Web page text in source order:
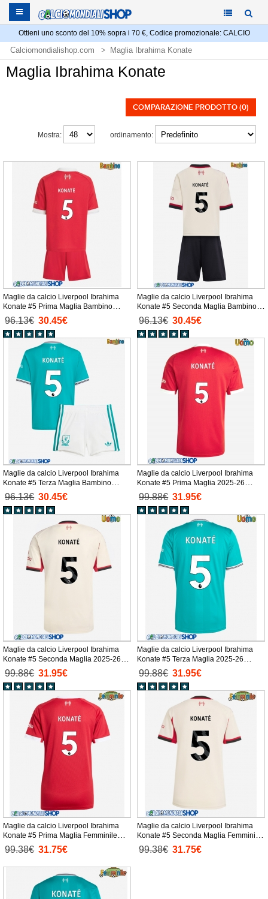
Ottieni uno sconto del 10% sopra i 70 €, Codice promozionale: CALCIO
Calciomondialishop.com Maglia Ibrahima Konate
Maglia Ibrahima Konate
COMPARAZIONE PRODOTTO (0)
ordinamento:
Mostra:
Maglie da calcio Liverpool Ibrahima
Konate #5 Prima Maglia Bambino
2025-26 Manica Corta + Pantaloni
corti)
96.13€ 30.45€
Maglie da calcio Liverpool Ibrahima
Konate #5 Seconda Maglia Bambino
2025-26 Manica Corta + Pantaloni
corti)
96.13€ 30.45€
Maglie da calcio Liverpool Ibrahima
Konate #5 Terza Maglia Bambino
2025-26 Manica Corta + Pantaloni
corti)
96.13€ 30.45€
Maglie da calcio Liverpool Ibrahima
Konate #5 Prima Maglia 2025-26
Manica Corta
99.88€ 31.95€
Maglie da calcio Liverpool Ibrahima
Konate #5 Seconda Maglia 2025-26
Manica Corta
99.88€ 31.95€
Maglie da calcio Liverpool Ibrahima
Konate #5 Terza Maglia 2025-26
Manica Corta
99.88€ 31.95€
Maglie da calcio Liverpool Ibrahima
Konate #5 Prima Maglia Femminile
2025-26 Manica Corta
99.38€ 31.75€
Maglie da calcio Liverpool Ibrahima
Konate #5 Seconda Maglia Femminile
2025-26 Manica Corta
99.38€ 31.75€